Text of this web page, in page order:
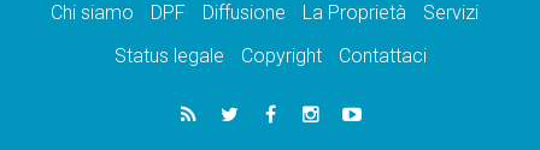
Chi siamo DPF Diffusione La Proprietà
Servizi
Status legale
Copyright Contattaci